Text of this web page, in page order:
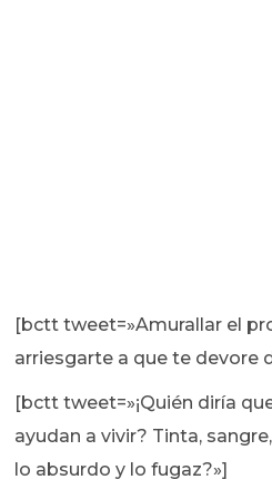
[bctt tweet=»Amurallar el
arriesgarte a que te devore
[bctt tweet=»¡Quién diría
ayudan a vivir? Tinta,
lo absurdo y lo fugaz?»]